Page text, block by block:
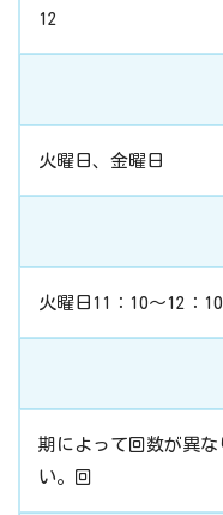
12
火曜日、金曜日
火曜日11：10～12：
期によって回数が異
い。回